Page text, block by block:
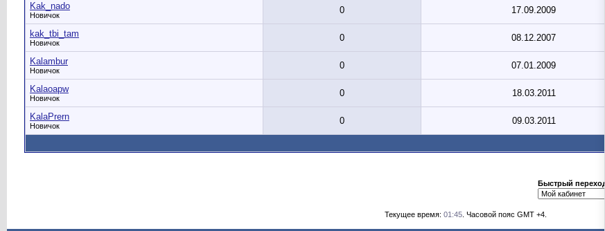
Kak_nado
Новичок 0 17.09.2009
kak_tbi_tam
Новичок 0 08.12.2007
Kalambur
Новичок 0 07.01.2009
Kalaoapw
Новичок 0 18.03.2011
KalaPrern
Новичок 0 09.03.2011
Быстрый переход
Текущее время: 01:45 . Часовой пояс GMT +4.